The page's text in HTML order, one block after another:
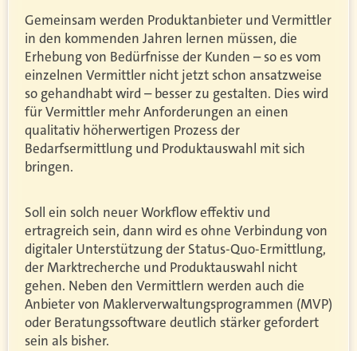
Gemeinsam werden Produktanbieter und Vermittler
in den kommenden Jahren lernen müssen, die
Erhebung von Bedürfnisse der Kunden – so es vom
einzelnen Vermittler nicht jetzt schon ansatzweise
so gehandhabt wird – besser zu gestalten. Dies wird
für Vermittler mehr Anforderungen an einen
qualitativ höherwertigen Prozess der
Bedarfsermittlung und Produktauswahl mit sich
bringen.
Soll ein solch neuer Workflow effektiv und
ertragreich sein, dann wird es ohne Verbindung von
digitaler Unterstützung der Status-Quo-Ermittlung,
der Marktrecherche und Produktauswahl nicht
gehen. Neben den Vermittlern werden auch die
Anbieter von Maklerverwaltungsprogrammen (MVP)
oder Beratungssoftware deutlich stärker gefordert
sein als bisher.